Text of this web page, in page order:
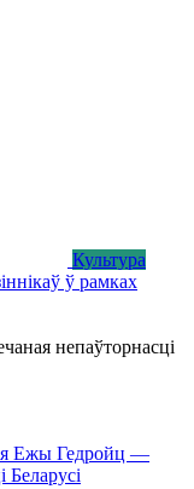
Культура
ў рамках
непаўторнасці
Ежы Гедройц —
Беларусі